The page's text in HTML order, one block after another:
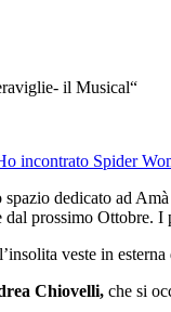
il Musical“
incontrato Spider
spazio dedicato ad
dal prossimo Ottobre. I
veste in
Chiovelli, che si